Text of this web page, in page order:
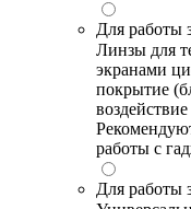
Для работы
Линзы для
экранами
покрытие
работы с
Для работы